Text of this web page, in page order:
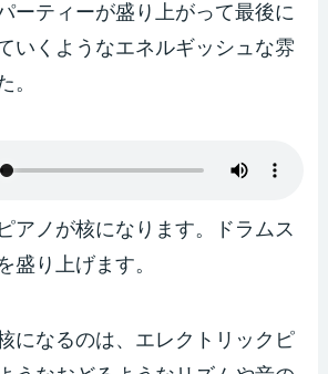
ーティーが盛り上がって最後に
いくようなエネルギッシュな雰
。
アノが核になります。ドラムス
盛り上げます。
になるのは、エレクトリックピ